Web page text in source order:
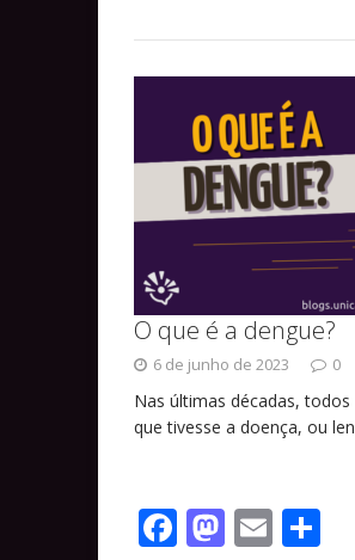
e
b
o
o
k
to
d
o
n
ai
l
ar
e
O que é a dengue?
6 de junho de 2023 0
Nas últimas décadas,
que tivesse a doença, ou
F M E